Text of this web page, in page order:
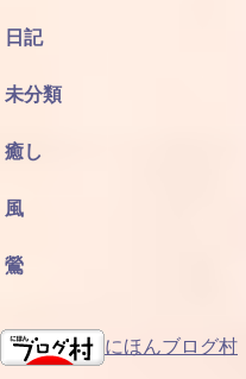
日記
未分類
癒し
風
鶯
にほんブログ村